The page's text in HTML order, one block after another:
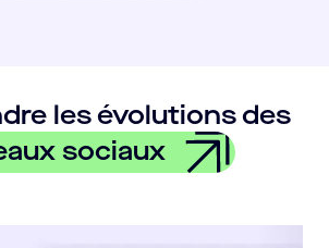
les évolutions des
sociaux